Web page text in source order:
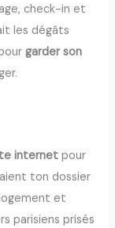
check-in et
les dégâts
garder son
internet pour
ton dossier
et
parisiens prisés